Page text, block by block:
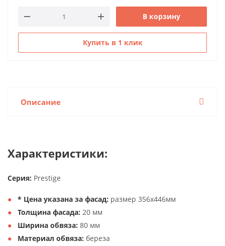
В корзину
Купить в 1 клик
Описание
Характеристики:
Серия: Prestige
* Цена указана за фасад: размер 356х446мм
Толщина фасада: 20 мм
Ширина обвяза: 80 мм
Материал обвяза: береза